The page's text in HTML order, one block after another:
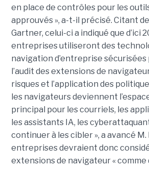
en place de contrôles pour les
approuvés », a-t-il précisé. Citant
Gartner, celui-ci a indiqué que d’ici
entreprises utiliseront des
navigation d’entreprise
l’audit des extensions de
risques et l’application des
les navigateurs deviennent
principal pour les courriels, les
les assistants IA, les
continuer à les cibler », a avancé M.
entreprises devraient donc
extensions de navigateur «